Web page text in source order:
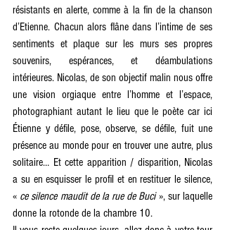
résistants en alerte, comme à la fin de la chanson
d’Etienne. Chacun alors flâne dans l’intime de ses
sentiments et plaque sur les murs ses propres
souvenirs, espérances, et déambulations
intérieures. Nicolas, de son objectif malin nous offre
une vision orgiaque entre l’homme et l’espace,
photographiant autant le lieu que le poète car ici
Étienne y défile, pose, observe, se défile, fuit une
présence au monde pour en trouver une autre, plus
solitaire… Et cette apparition / disparition, Nicolas
a su en esquisser le profil et en restituer le silence,
« ce silence maudit de la rue de Buci », sur laquelle
donne la rotonde de la chambre 10.